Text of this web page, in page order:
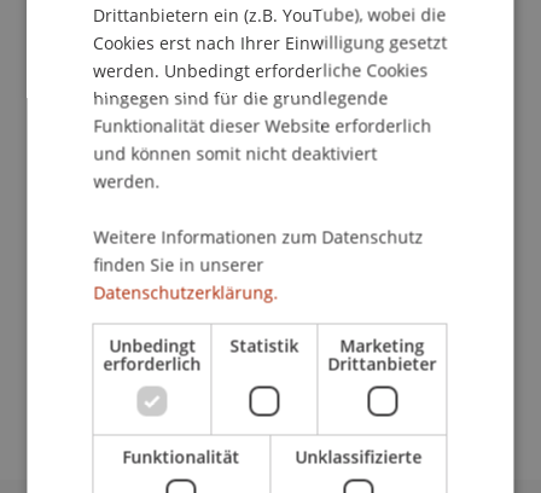
Studiengangsmanagerin
Betriebswirtschaftliche Steuerlehre und
Steuerrecht
Universität Liechtenstein
9490 Vaduz
Liechtenstein
T. +423 265 11 21
sylvia.gruendig@uni.li
Drittanbietern ein (z.B. YouTube), wobei die
Cookies erst nach Ihrer Einwilligung gesetzt
werden. Unbedingt erforderliche Cookies
hingegen sind für die grundlegende
Funktionalität dieser Website erforderlich
und können somit nicht deaktiviert
werden.
Weitere Informationen zum Datenschutz
finden Sie in unserer
Datenschutzerklärung.
Unbedingt
erforderlich
Statistik Marketing
Drittanbieter
Funktionalität Unklassifizierte